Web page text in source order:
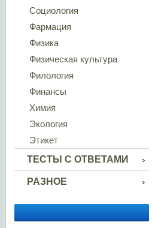
Социология
Фармация
Физика
Физическая культура
Филология
Финансы
Химия
Экология
Этикет
ТЕСТЫ С ОТВЕТАМИ
РАЗНОЕ